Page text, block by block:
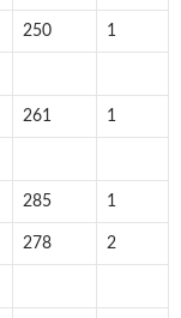
250 1
261 1
285 1
278 2